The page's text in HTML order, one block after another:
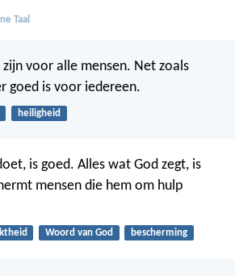
Taal
voor alle mensen. Net zoals
goed is voor iedereen.
heiligheid
is goed. Alles wat God zegt, is
mensen die hem om hulp
Woord van God bescherming